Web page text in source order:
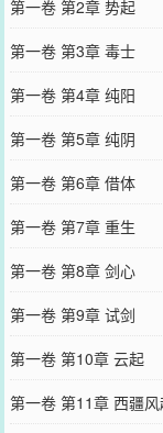
第一卷 第2章 势起
第一卷 第3章 毒士
第一卷 第4章 纯阳
第一卷 第5章 纯阴
第一卷 第6章 借体
第一卷 第7章 重生
第一卷 第8章 剑心
第一卷 第9章 试剑
第一卷 第10章 云起
第一卷 第11章 西疆